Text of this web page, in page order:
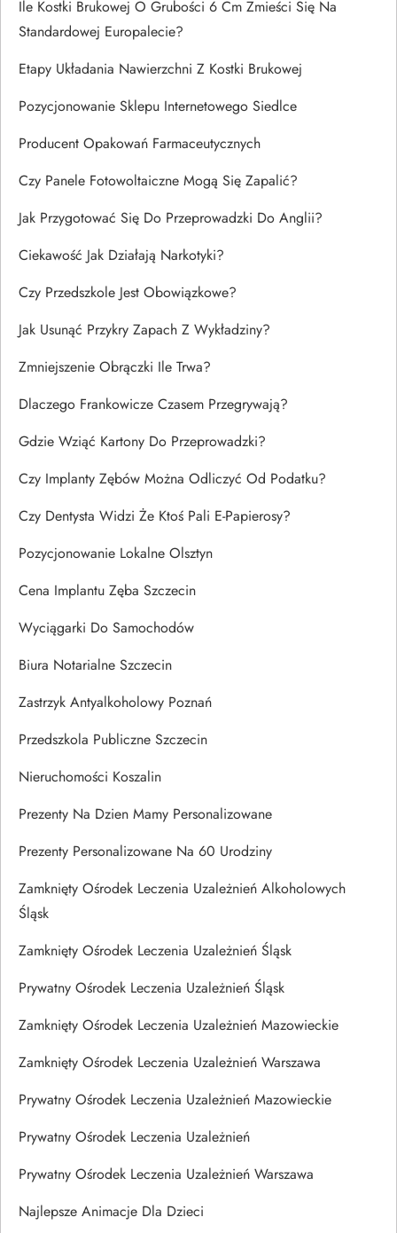
Ile Kostki Brukowej O Grubości 6 Cm Zmieści Się Na
Standardowej Europalecie?
Etapy Układania Nawierzchni Z Kostki Brukowej
Pozycjonowanie Sklepu Internetowego Siedlce
Producent Opakowań Farmaceutycznych
Czy Panele Fotowoltaiczne Mogą Się Zapalić?
Jak Przygotować Się Do Przeprowadzki Do Anglii?
Ciekawość Jak Działają Narkotyki?
Czy Przedszkole Jest Obowiązkowe?
Jak Usunąć Przykry Zapach Z Wykładziny?
Zmniejszenie Obrączki Ile Trwa?
Dlaczego Frankowicze Czasem Przegrywają?
Gdzie Wziąć Kartony Do Przeprowadzki?
Czy Implanty Zębów Można Odliczyć Od Podatku?
Czy Dentysta Widzi Że Ktoś Pali E-Papierosy?
Pozycjonowanie Lokalne Olsztyn
Cena Implantu Zęba Szczecin
Wyciągarki Do Samochodów
Biura Notarialne Szczecin
Zastrzyk Antyalkoholowy Poznań
Przedszkola Publiczne Szczecin
Nieruchomości Koszalin
Prezenty Na Dzien Mamy Personalizowane
Prezenty Personalizowane Na 60 Urodziny
Zamknięty Ośrodek Leczenia Uzależnień Alkoholowych
Śląsk
Zamknięty Ośrodek Leczenia Uzależnień Śląsk
Prywatny Ośrodek Leczenia Uzależnień Śląsk
Zamknięty Ośrodek Leczenia Uzależnień Mazowieckie
Zamknięty Ośrodek Leczenia Uzależnień Warszawa
Prywatny Ośrodek Leczenia Uzależnień Mazowieckie
Prywatny Ośrodek Leczenia Uzależnień
Prywatny Ośrodek Leczenia Uzależnień Warszawa
Najlepsze Animacje Dla Dzieci